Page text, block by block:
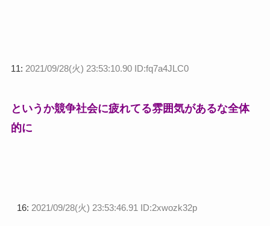
11: 2021/09/28(火) 23:53:10.90 ID:fq7a4JLC0
というか競争社会に疲れてる雰囲気があるな全体
的に
16: 2021/09/28(火) 23:53:46.91 ID:2xwozk32p